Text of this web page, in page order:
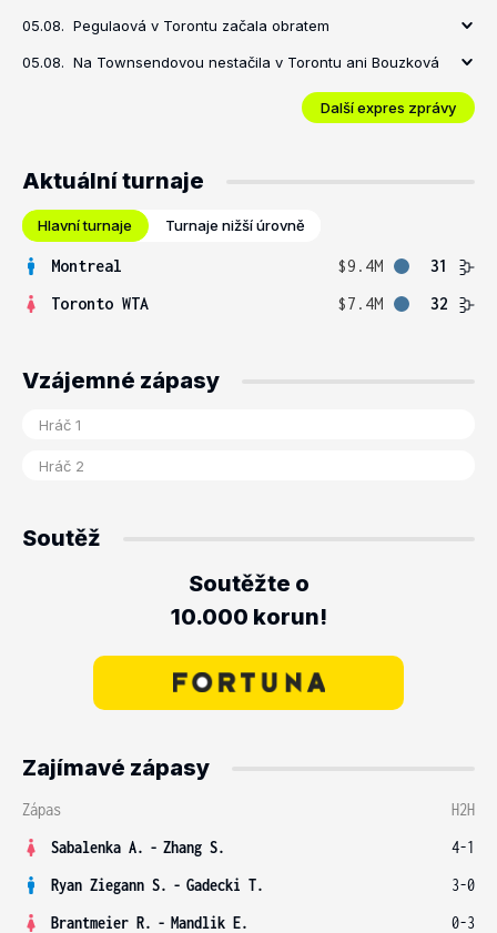
05.08. Pegulaová v Torontu začala obratem
05.08. Na Townsendovou nestačila v Torontu ani Bouzková
Další expres zprávy
Aktuální turnaje
Hlavní turnaje Turnaje nižší úrovně
Montreal $9.4M
31
Toronto WTA
$7.4M 32
Vzájemné zápasy
Soutěž
Soutěžte o
10.000 korun!
Zajímavé zápasy
Zápas
H2H
Sabalenka A. - Zhang S.
4-1
Ryan Ziegann S. - Gadecki T.
3-0
Brantmeier R. - Mandlik E.
0-3